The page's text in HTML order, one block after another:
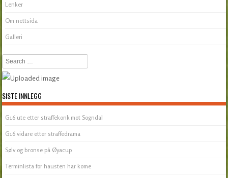
Lenker
Om nettsida
Galleri
Search
SISTE INNLEGG
G16 ute etter straffekonk mot Sogndal
G16 vidare etter straffedrama
Sølv og bronse på Øyacup
Terminlista for hausten har kome